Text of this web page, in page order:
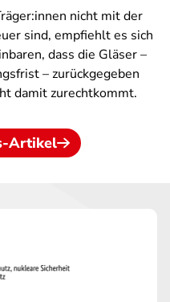
nicht mit der
sind, empfiehlt es sich
dass die Gläser –
– zurückgegeben
damit zurechtkommt.
Artikel